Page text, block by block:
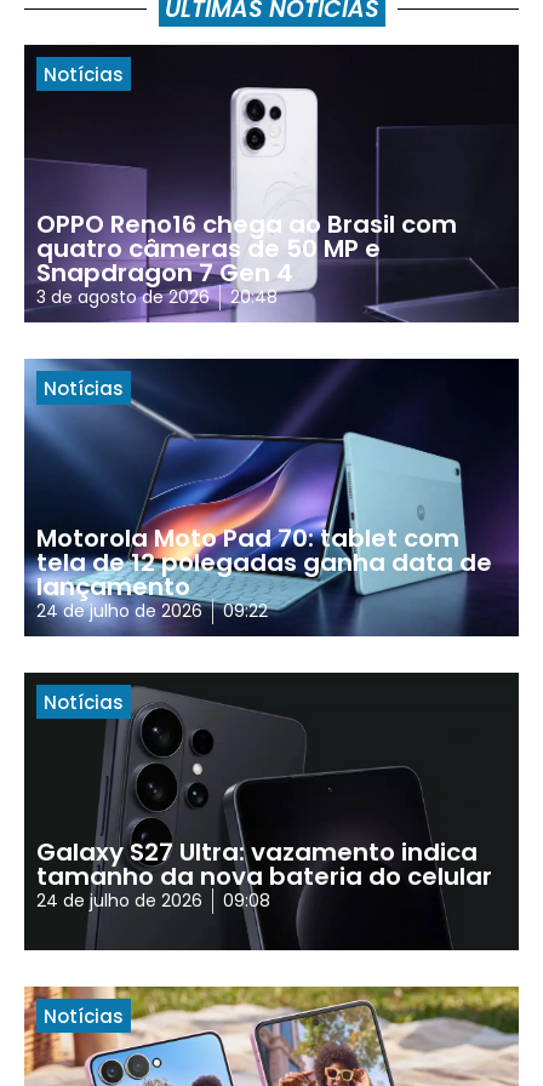
ÚLTIMAS NOTÍCIAS
Notícias
OPPO Reno16 chega ao Brasil com
quatro câmeras de 50 MP e
Snapdragon 7 Gen 4
3 de agosto de 2026 20:48
Notícias
Motorola Moto Pad 70: tablet com
tela de 12 polegadas ganha data de
lançamento
24 de julho de 2026 09:22
Notícias
Galaxy S27 Ultra: vazamento indica
tamanho da nova bateria do celular
24 de julho de 2026 09:08
Notícias